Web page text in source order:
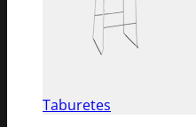
Taburetes